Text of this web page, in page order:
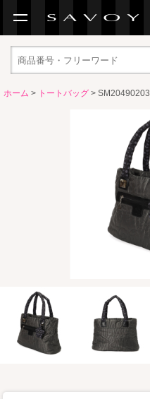
ホーム > トートバッグ > SM20490203